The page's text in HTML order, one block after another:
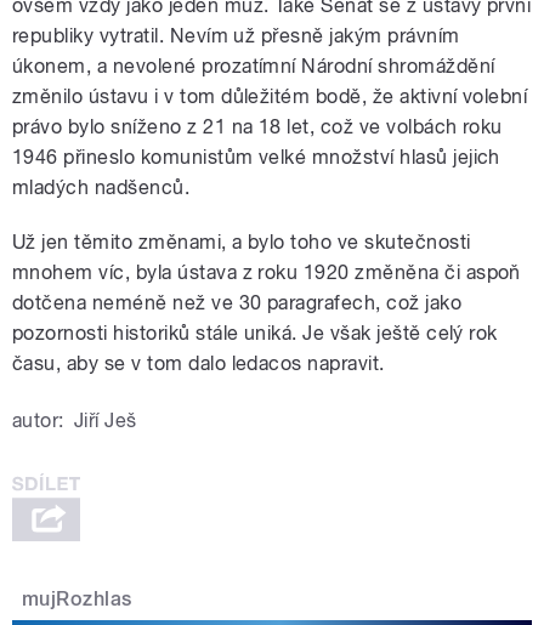
ovšem vždy jako jeden muž. Také Senát se z ústavy první
republiky vytratil. Nevím už přesně jakým právním
úkonem, a nevolené prozatímní Národní shromáždění
změnilo ústavu i v tom důležitém bodě, že aktivní volební
právo bylo sníženo z 21 na 18 let, což ve volbách roku
1946 přineslo komunistům velké množství hlasů jejich
mladých nadšenců.
Už jen těmito změnami, a bylo toho ve skutečnosti
mnohem víc, byla ústava z roku 1920 změněna či aspoň
dotčena neméně než ve 30 paragrafech, což jako
pozornosti historiků stále uniká. Je však ještě celý rok
času, aby se v tom dalo ledacos napravit.
autor: Jiří Ješ
mujRozhlas